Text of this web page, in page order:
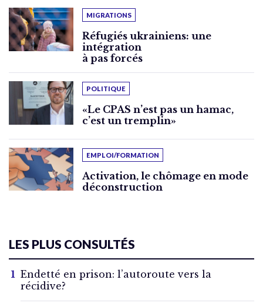
MIGRATIONS
Réfugiés ukrainiens: une
intégration
à pas forcés
POLITIQUE
«Le CPAS n’est pas un hamac,
c’est un tremplin»
EMPLOI/FORMATION
Activation, le chômage en mode
déconstruction
LES PLUS CONSULTÉS
Endetté en prison: l’autoroute vers la
récidive?